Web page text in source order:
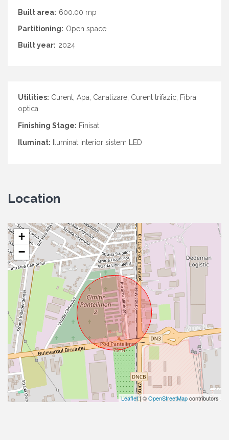
Built area: 600.00 mp
Partitioning: Open space
Built year: 2024
Utilities: Curent, Apa, Canalizare, Curent trifazic, Fibra
optica
Finishing Stage: Finisat
Iluminat: Iluminat interior sistem LED
Location
+
−
Leaflet| ©OpenStreetMapcontributors